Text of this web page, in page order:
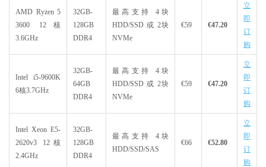
AMD Ryzen 5
3600 12核
3.6GHz
32GB-
128GB
DDR4
最高支持 4块
HDD/SSD 或 2块
NVMe
€59 €47.20
立
即
订
购
Intel i5-9600K
6核3.7GHz
32GB-
64GB
DDR4
最高支持 4块
HDD/SSD 或 2块
NVMe
€59 €47.20
立
即
订
购
Intel Xeon E5-
2620v3 12核
2.4GHz
32GB-
128GB
DDR4
最高支持 4块
HDD/SSD/SAS
€66 €52.80
立
即
订
购